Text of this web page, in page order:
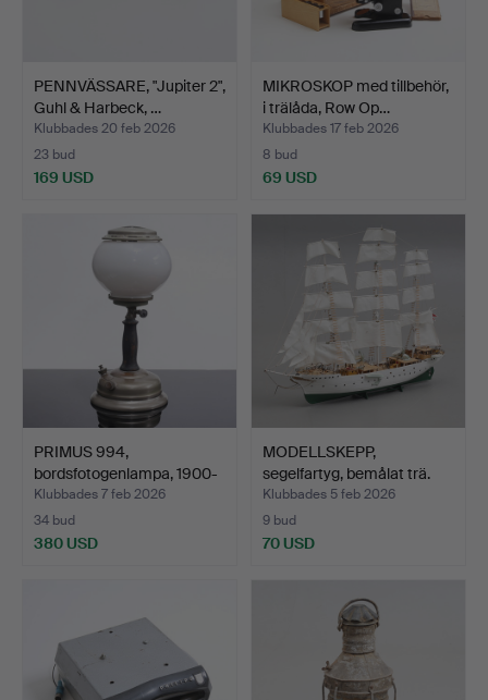
PENNVÄSSARE, "Jupiter 2",
Guhl & Harbeck, …
Klubbades 20 feb 2026
23 bud
169 USD
MIKROSKOP med tillbehör,
i trälåda, Row Op…
Klubbades 17 feb 2026
8 bud
69 USD
PRIMUS 994,
bordsfotogenlampa, 1900-
talets…
Klubbades 7 feb 2026
34 bud
380 USD
MODELLSKEPP,
segelfartyg, bemålat trä.
Klubbades 5 feb 2026
9 bud
70 USD